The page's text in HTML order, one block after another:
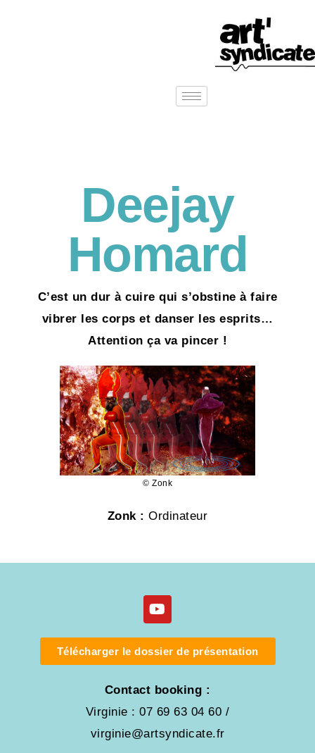
Deejay
Homard
C’est un dur à cuire qui s’obstine à faire
vibrer les corps et danser les esprits…
Attention ça va pincer !
© Zonk
Zonk : Ordinateur
Télécharger le dossier de présentation
Contact booking :
Virginie : 07 69 63 04 60 /
virginie@artsyndicate.fr